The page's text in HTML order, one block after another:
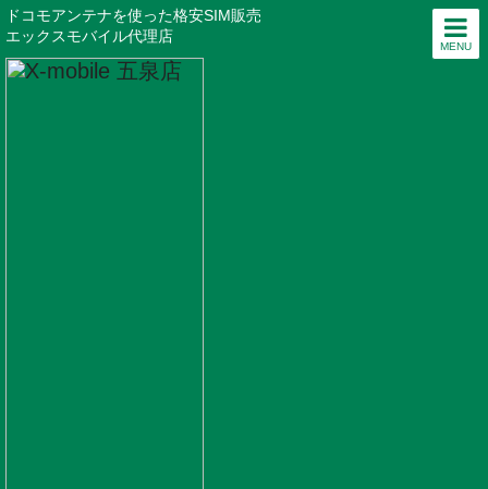
MENU
ドコモアンテナを使った格安SIM販売
エックスモバイル代理店